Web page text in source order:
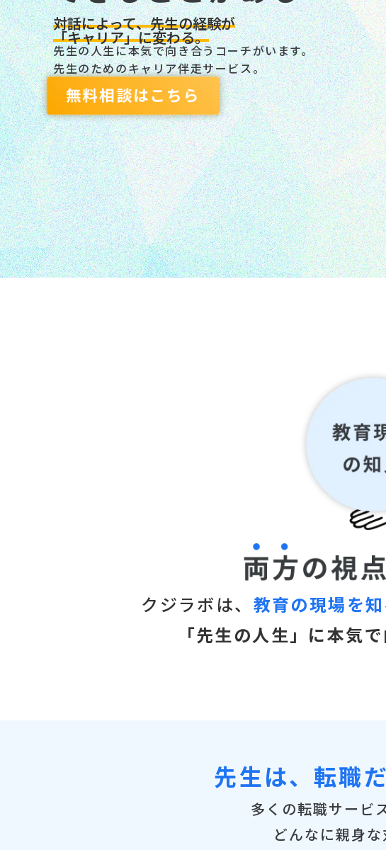
対話によって、先生の経験が
「キャリア」に変わる。
先生の人生に本気で向き合うコーチがいます。
先生のためのキャリア伴走サービス。
無料相談はこちら
クジラボは、 教育の現場を
「先生の人生」に本気
先生は、転職
多くの転職サービ
どんなに親身